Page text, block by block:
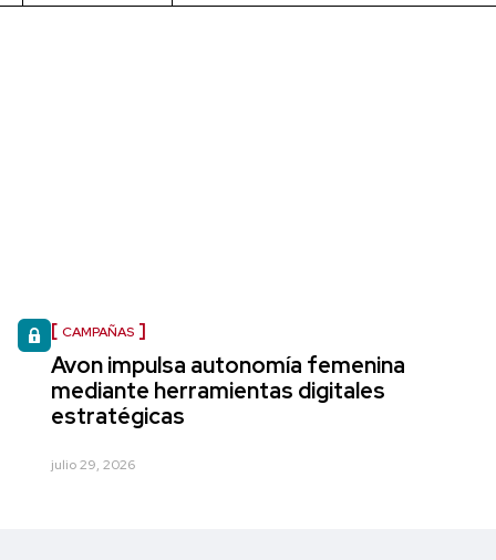
CAMPAÑAS
Avon impulsa autonomía femenina
mediante herramientas digitales
estratégicas
julio 29, 2026